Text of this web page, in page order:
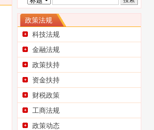
政策法规
科技法规
金融法规
政策扶持
资金扶持
财税政策
工商法规
政策动态